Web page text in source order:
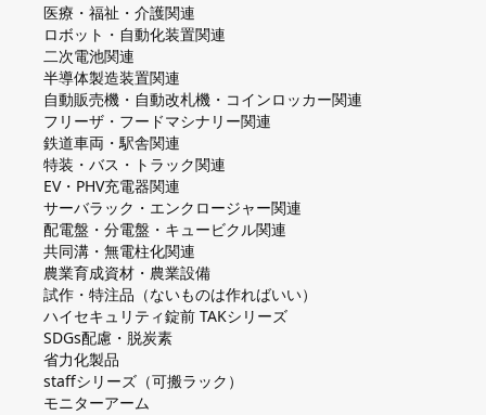
医療・福祉・介護関連
ロボット・自動化装置関連
二次電池関連
半導体製造装置関連
自動販売機・自動改札機・コインロッカー関連
フリーザ・フードマシナリー関連
鉄道車両・駅舎関連
特装・バス・トラック関連
EV・PHV充電器関連
サーバラック・エンクロージャー関連
配電盤・分電盤・キュービクル関連
共同溝・無電柱化関連
農業育成資材・農業設備
試作・特注品（ないものは作ればいい）
ハイセキュリティ錠前 TAKシリーズ
SDGs配慮・脱炭素
省力化製品
staffシリーズ（可搬ラック）
モニターアーム